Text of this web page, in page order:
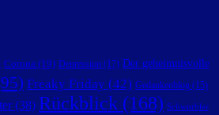
Corona (19) Depression (17) Der geheimnisvolle
Freaky Friday (42) Gedankenblog (15)
(38) Rückblick (168) Schwurbler